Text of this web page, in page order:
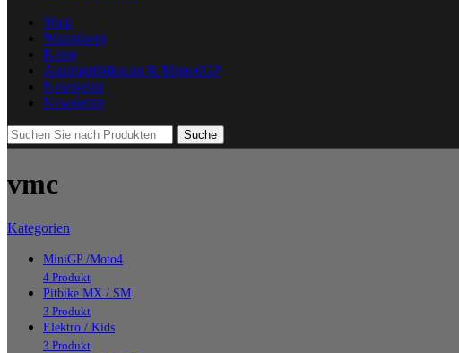
Shop
Warenkorb
Kasse
Austriapitbikecup & MopedGP
Newsletter
Newsletter
Suche
vmc
Kategorien
MiniGP /Moto4
4 Produkt
Pitbike MX / SM
3 Produkt
Elektro / Kids
3 Produkt